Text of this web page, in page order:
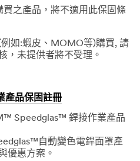
之產品，將不適用此保固條
如:蝦皮、MOMO等)購買, 請
，未提供者將不受理。
品保固註冊
Speedglas™ 銲接作業產品
自動變色電銲面罩產
優惠方案。